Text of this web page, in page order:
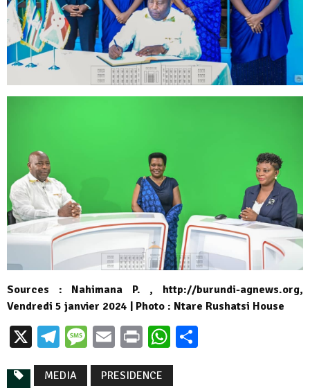
Sources : Nahimana P. , http://burundi-agnews.org,
Vendredi 5 janvier 2024 | Photo : Ntare Rushatsi House
X Telegram
Message
EmailPrintWhatsApp
MEDIA PRESIDENCE